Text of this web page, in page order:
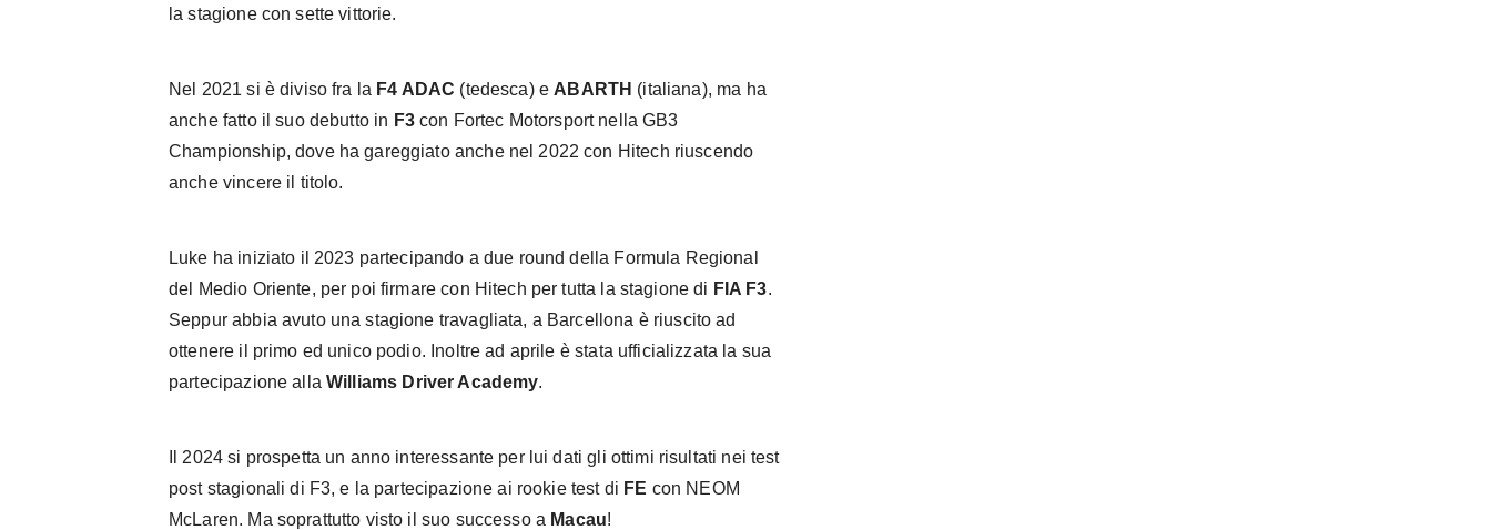
la stagione con sette vittorie.
Nel 2021 si è diviso fra la F4 ADAC (tedesca) e ABARTH (italiana), ma ha
anche fatto il suo debutto in F3con Fortec Motorsport nella GB3
Championship, dove ha gareggiato anche nel 2022 con Hitech riuscendo
anche vincere il titolo.
Luke ha iniziato il 2023 partecipando a due round della Formula Regional
del Medio Oriente, per poi firmare con Hitech per tutta la stagione di FIA F3.
Seppur abbia avuto una stagione travagliata, a Barcellona è riuscito ad
ottenere il primo ed unico podio. Inoltre ad aprile è stata ufficializzata la sua
partecipazione alla Williams Driver Academy.
Il 2024 si prospetta un anno interessante per lui dati gli ottimi risultati nei test
post stagionali di F3, e la partecipazione ai rookie test di FE con NEOM
McLaren. Ma soprattutto visto il suo successo a Macau!